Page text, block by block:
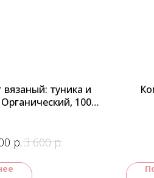
вязаный: туника и
100%
р.3 600 р.